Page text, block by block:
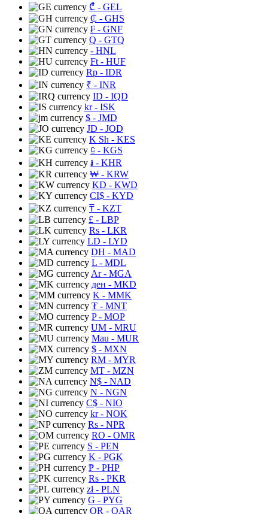
₾ - GEL
₵ - GHS
₣ - GNF
Q - GTQ
- HNL
Ft - HUF
Rp - IDR
₹ - INR
ID - IQD
kr- ISK
$ - JMD
JD - JOD
K Sh - KES
⃀ - KGS
៛ - KHR
₩ - KRW
KD - KWD
CI$ - KYD
₸ - KZT
£ - LBP
Rs - LKR
LD - LYD
DH - MAD
L - MDL
Ar- MGA
ден - MKD
K - MMK
₮ - MNT
P- MOP
UM - MRU
Mau - MUR
$ - MXN
RM - MYR
MT - MZN
N$ - NAD
N - NGN
C$ - NIO
kr- NOK
Rs - NPR
RO - OMR
S - PEN
K - PGK
₱ - PHP
Rs - PKR
zł- PLN
G - PYG
QR - QAR